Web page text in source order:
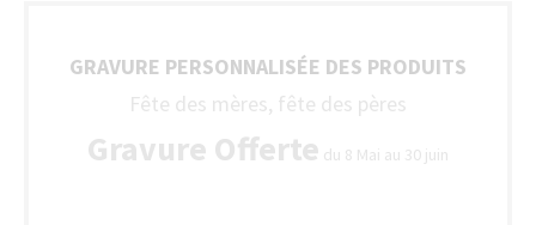
GRAVURE PERSONNALISÉE DES PRODUITS
Fête des mères, fête des pères
Gravure Offerte du 8 Mai au 30 juin